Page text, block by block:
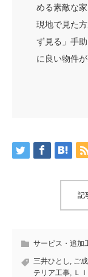
める素敵な
現地で見た
ず見る」手
に良い物件
記
サービス・追加
三井ひとし , ご
テリア工事, Ｌ